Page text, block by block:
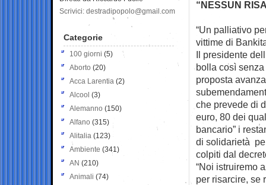
“NESSUN
“Un palliativo
vittime di
Il presidente
bolla così
proposta
che prevede di
euro, 80 dei
bancario” i
di solidarietà
colpiti dal
“Noi istruiremo
per risarcire, se
Scrivici: destradipopolo@gmail.com
Categorie
100 giorni (5)
Aborto (20)
Acca Larentia (2)
Alcool (3)
Alemanno (150)
Alfano (315)
Alitalia (123)
Ambiente (341)
AN (210)
Animali (74)